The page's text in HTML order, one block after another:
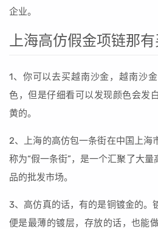
企业。
上海高仿假金项链那
1、你可以去买越南沙金，越南沙
色，但是仔细看可以发现颜色会发
黄的。
2、上海的高仿包一条街在中国上海
称为“假一条街”，是一个汇聚了大
品的批发市场。
3、高仿真的话，有的是铜镀金的。
便是最薄的镀层，存放的话，也能